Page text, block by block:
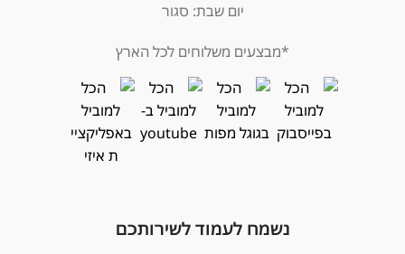
יום שבת: סגור
*מבצעים משלוחים לכל הארץ
נשמח לעמוד לשירותכם